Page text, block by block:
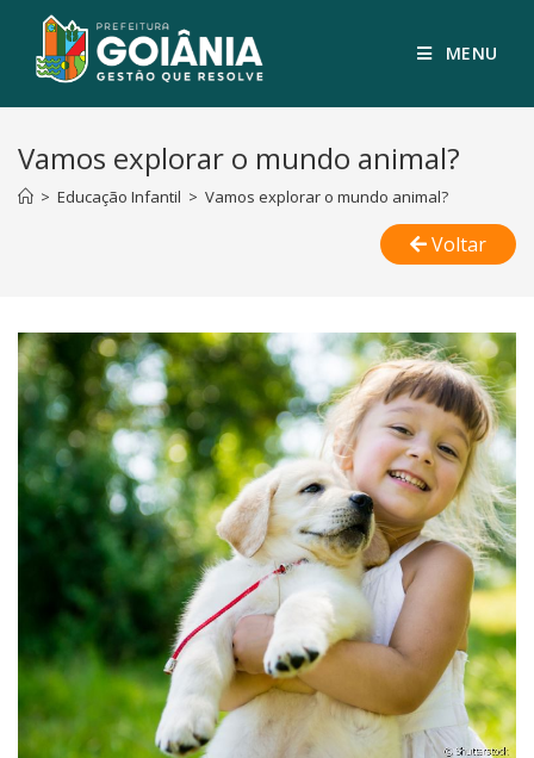
MENU
Vamos explorar o mundo animal?
> Educação Infantil > Vamos explorar o mundo animal?
Voltar